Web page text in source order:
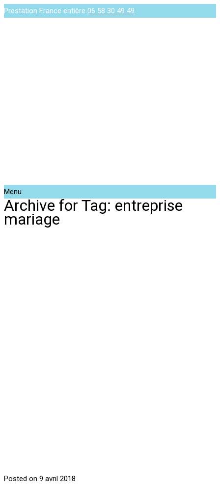
Prestation France entière 06 58 30 49 49
Menu
Archive for Tag: entreprise
mariage
Posted on 9 avril 2018